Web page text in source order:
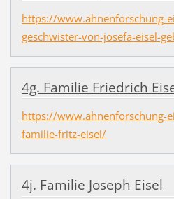
https://www.ahnenforschung-
geschwister-von-josefa-eisel-
4g. Familie Friedrich
https://www.ahnenforschung-
familie-fritz-eisel/
4j. Familie Joseph Eisel